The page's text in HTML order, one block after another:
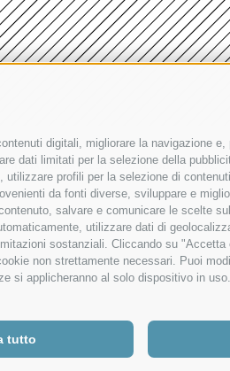
digitali, migliorare la navigazione
dati limitati per la selezione della
profili per la selezione di
da fonti diverse, sviluppare e
salvare e comunicare le scelte
utilizzare dati di
sostanziali. Cliccando su
non strettamente necessari. Puoi
si applicheranno al solo dispositivo in uso.
tutto
IA |MAPPA DEL SITOCOOKIE POLICY PRIVACY